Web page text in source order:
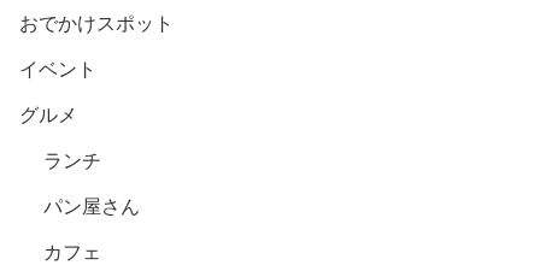
おでかけスポット
イベント
グルメ
ランチ
パン屋さん
カフェ